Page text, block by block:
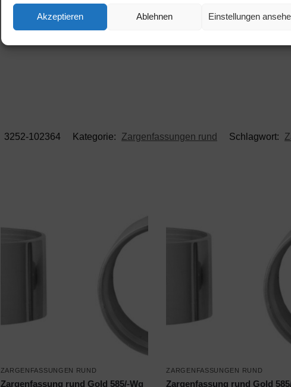
Akzeptieren Ablehnen Einstellungen
3252-102364 Kategorie: Zargenfassungen rund Schlagwort:
ZARGENFASSUNGEN RUND
Zargenfassung rund Gold 585/-Wg
ZARGENFASSUNGEN RUND
Zargenfassung rund Gold